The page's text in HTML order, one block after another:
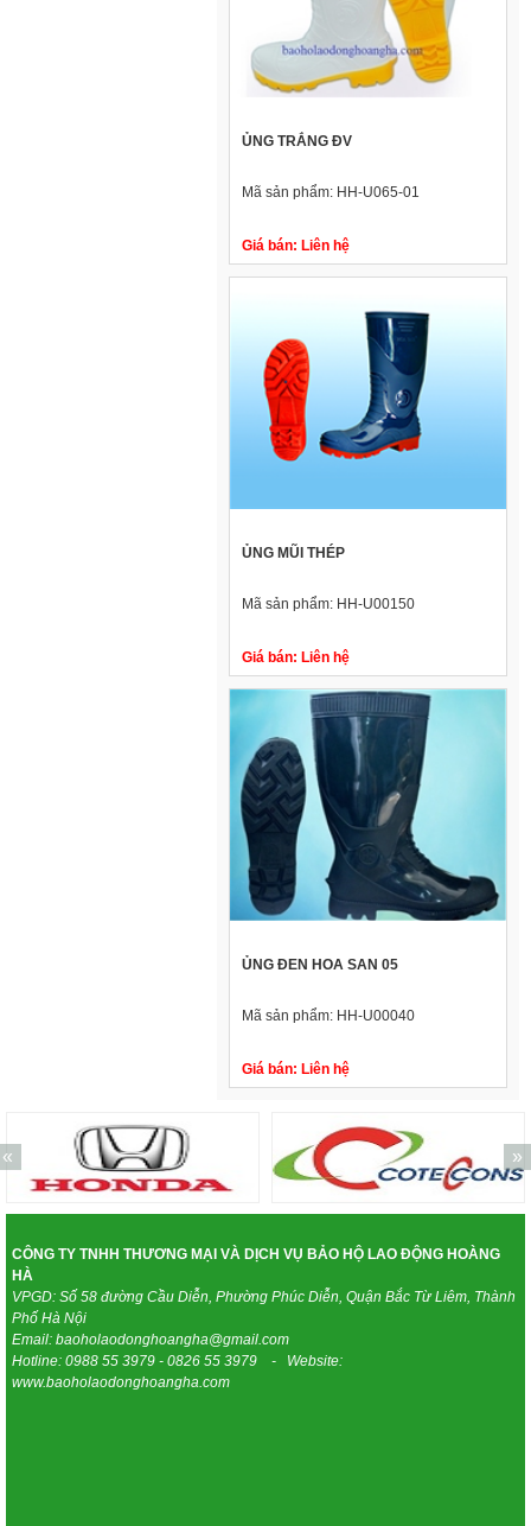
ỦNG TRẮNG ĐV
Mã sản phẩm: HH-U065-01
Giá bán: Liên hệ
ỦNG MŨI THÉP
Mã sản phẩm: HH-U00150
Giá bán: Liên hệ
ỦNG ĐEN HOA SAN 05
Mã sản phẩm: HH-U00040
Giá bán: Liên hệ
« »
CÔNG TY TNHH THƯƠNG MẠI VÀ DỊCH VỤ BẢO HỘ LAO ĐỘNG HOÀNG
HÀ
VPGD: Số 58 đường Cầu Diễn, Phường Phúc Diễn, Quận Bắc Từ Liêm, Thành
Phố Hà Nội
Email: baoholaodonghoangha@gmail.com
Hotline: 0988 55 3979 - 0826 55 3979 - Website:
www.baoholaodonghoangha.com